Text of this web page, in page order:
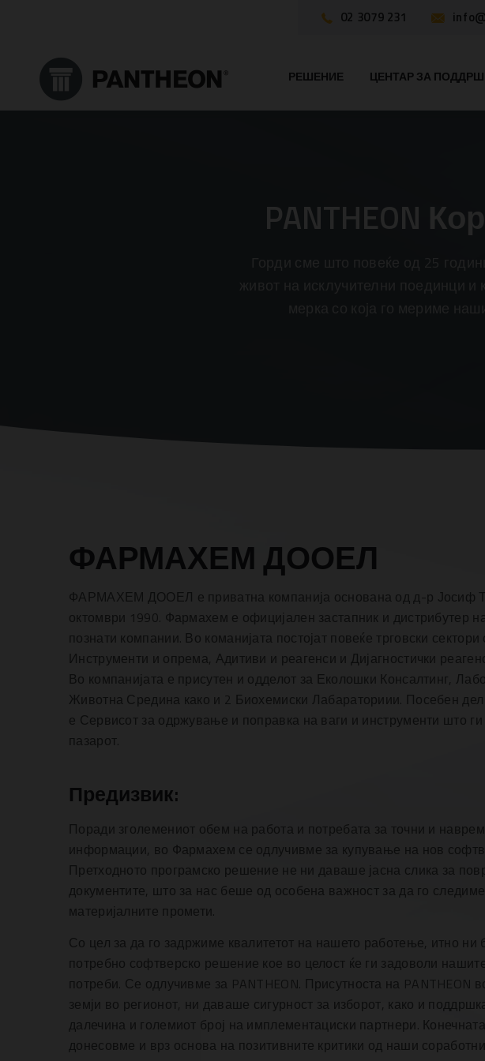
02 3079 231
РЕШЕНИЕ ЦЕНТАР ЗА
PANTHEON
ФАРМАХЕМ ДООЕЛ
ФАРМАХЕМ ДООЕЛ е приватна компанија основана од д-р Јосиф
октомври 1990. Фармахем е официјален застапник и дистрибутер
познати компании. Во команијата постојат повеќе трговски сектори
Инструменти и опрема, Адитиви и реагенси и Дијагностички
Во компанијата е присутен и одделот за Еколошки Консалтинг,
Животна Средина како и 2 Биохемиски Лабараториии. Посебен
е Сервисот за одржување и поправка на ваги и инструменти што ги
пазарот.
Предизвик:
Поради зголемениот обем на работа и потребата за точни и
информации, во Фармахем се одлучивме за купување на нов
Претходното програмско решение не ни даваше јасна слика за
документите, што за нас беше од особена важност за да го
материјалните промети.
Со цел за да го задржиме квалитетот на нашето работење, итно ни
потребно софтверско решение кое во целост ќе ги задоволи
потреби. Се одлучивме за PANTHEON. Присутноста на PANTHEON
земји во регионот, ни даваше сигурност за изборот, како и
далечина и големиот број на имплементациски партнери.
донесовме и врз основа на позитивните критики од наши